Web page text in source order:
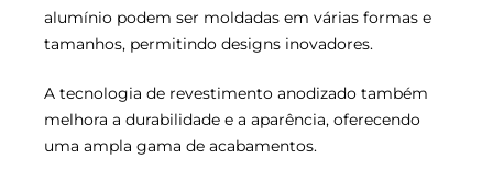
alumínio podem ser moldadas em várias formas e
tamanhos, permitindo designs inovadores.
A tecnologia de revestimento anodizado também
melhora a durabilidade e a aparência, oferecendo
uma ampla gama de acabamentos.